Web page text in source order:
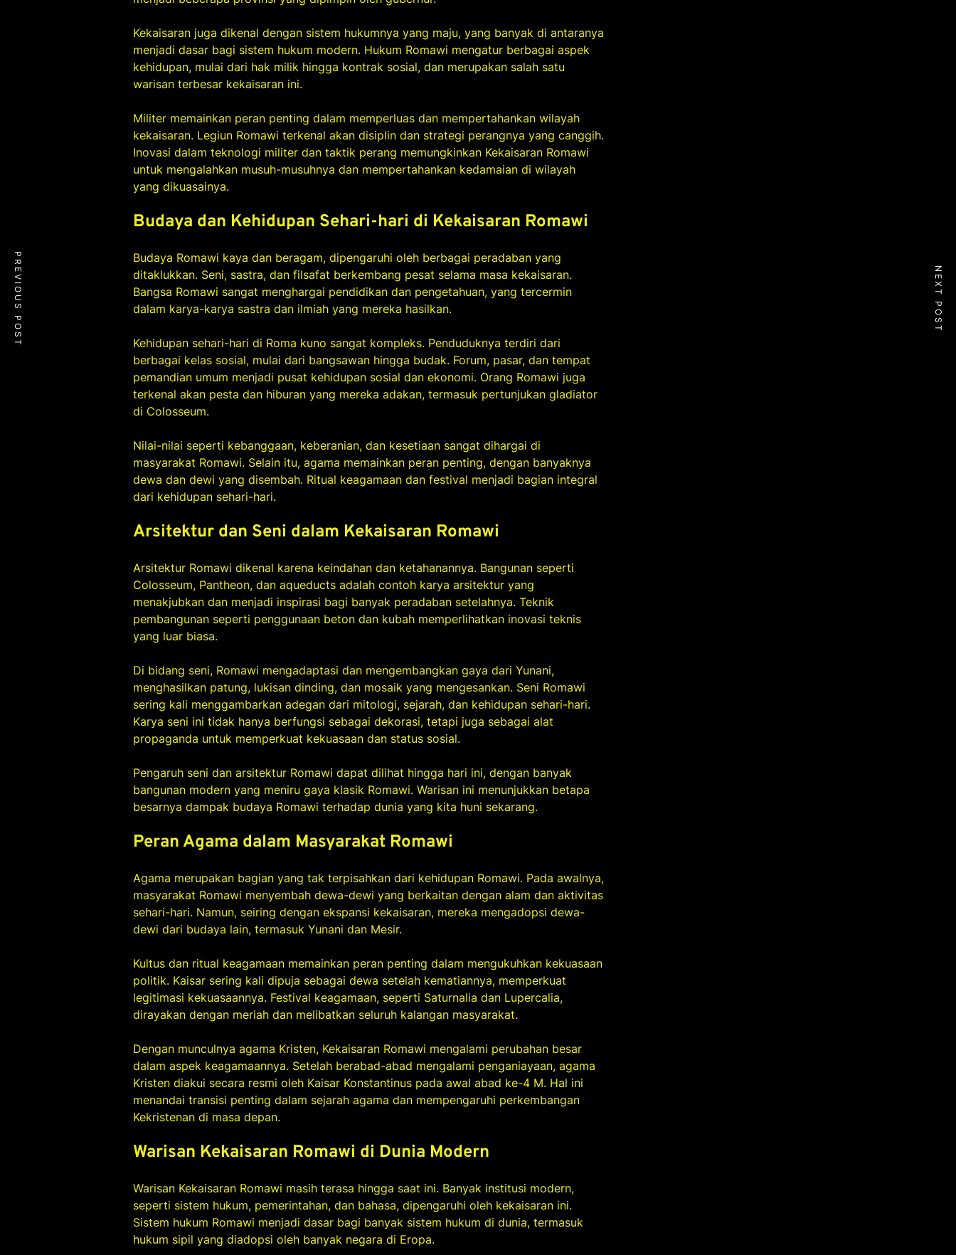
Kekaisaran juga dikenal dengan sistem hukumnya yang maju, yang banyak di antaranya
menjadi dasar bagi sistem hukum modern. Hukum Romawi mengatur berbagai aspek
kehidupan, mulai dari hak milik hingga kontrak sosial, dan merupakan salah satu
warisan terbesar kekaisaran ini.
Militer memainkan peran penting dalam memperluas dan mempertahankan wilayah
kekaisaran. Legiun Romawi terkenal akan disiplin dan strategi perangnya yang canggih.
Inovasi dalam teknologi militer dan taktik perang memungkinkan Kekaisaran Romawi
untuk mengalahkan musuh-musuhnya dan mempertahankan kedamaian di wilayah
yang dikuasainya.
Budaya dan Kehidupan Sehari-hari di Kekaisaran Romawi
Budaya Romawi kaya dan beragam, dipengaruhi oleh berbagai peradaban yang
ditaklukkan. Seni, sastra, dan filsafat berkembang pesat selama masa kekaisaran.
Bangsa Romawi sangat menghargai pendidikan dan pengetahuan, yang tercermin
dalam karya-karya sastra dan ilmiah yang mereka hasilkan.
Kehidupan sehari-hari di Roma kuno sangat kompleks. Penduduknya terdiri dari
berbagai kelas sosial, mulai dari bangsawan hingga budak. Forum, pasar, dan tempat
pemandian umum menjadi pusat kehidupan sosial dan ekonomi. Orang Romawi juga
terkenal akan pesta dan hiburan yang mereka adakan, termasuk pertunjukan gladiator
di Colosseum.
Nilai-nilai seperti kebanggaan, keberanian, dan kesetiaan sangat dihargai di
masyarakat Romawi. Selain itu, agama memainkan peran penting, dengan banyaknya
dewa dan dewi yang disembah. Ritual keagamaan dan festival menjadi bagian integral
dari kehidupan sehari-hari.
Arsitektur dan Seni dalam Kekaisaran Romawi
Arsitektur Romawi dikenal karena keindahan dan ketahanannya. Bangunan seperti
Colosseum, Pantheon, dan aqueducts adalah contoh karya arsitektur yang
menakjubkan dan menjadi inspirasi bagi banyak peradaban setelahnya. Teknik
pembangunan seperti penggunaan beton dan kubah memperlihatkan inovasi teknis
yang luar biasa.
Di bidang seni, Romawi mengadaptasi dan mengembangkan gaya dari Yunani,
menghasilkan patung, lukisan dinding, dan mosaik yang mengesankan. Seni Romawi
sering kali menggambarkan adegan dari mitologi, sejarah, dan kehidupan sehari-hari.
Karya seni ini tidak hanya berfungsi sebagai dekorasi, tetapi juga sebagai alat
propaganda untuk memperkuat kekuasaan dan status sosial.
Pengaruh seni dan arsitektur Romawi dapat dilihat hingga hari ini, dengan banyak
bangunan modern yang meniru gaya klasik Romawi. Warisan ini menunjukkan betapa
besarnya dampak budaya Romawi terhadap dunia yang kita huni sekarang.
Peran Agama dalam Masyarakat Romawi
Agama merupakan bagian yang tak terpisahkan dari kehidupan Romawi. Pada awalnya,
masyarakat Romawi menyembah dewa-dewi yang berkaitan dengan alam dan aktivitas
sehari-hari. Namun, seiring dengan ekspansi kekaisaran, mereka mengadopsi dewa-
dewi dari budaya lain, termasuk Yunani dan Mesir.
Kultus dan ritual keagamaan memainkan peran penting dalam mengukuhkan kekuasaan
politik. Kaisar sering kali dipuja sebagai dewa setelah kematiannya, memperkuat
legitimasi kekuasaannya. Festival keagamaan, seperti Saturnalia dan Lupercalia,
dirayakan dengan meriah dan melibatkan seluruh kalangan masyarakat.
Dengan munculnya agama Kristen, Kekaisaran Romawi mengalami perubahan besar
dalam aspek keagamaannya. Setelah berabad-abad mengalami penganiayaan, agama
Kristen diakui secara resmi oleh Kaisar Konstantinus pada awal abad ke-4 M. Hal ini
menandai transisi penting dalam sejarah agama dan mempengaruhi perkembangan
Kekristenan di masa depan.
Warisan Kekaisaran Romawi di Dunia Modern
Warisan Kekaisaran Romawi masih terasa hingga saat ini. Banyak institusi modern,
seperti sistem hukum, pemerintahan, dan bahasa, dipengaruhi oleh kekaisaran ini.
Sistem hukum Romawi menjadi dasar bagi banyak sistem hukum di dunia, termasuk
hukum sipil yang diadopsi oleh banyak negara di Eropa.
PREVIOUS POST NEXT POST